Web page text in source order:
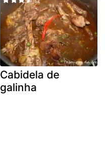
Cabidela de
galinha